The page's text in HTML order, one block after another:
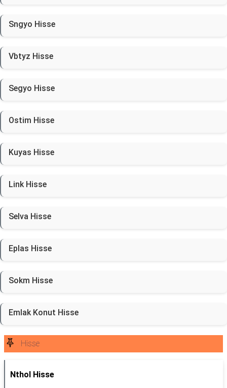
Sngyo Hisse
Vbtyz Hisse
Segyo Hisse
Ostim Hisse
Kuyas Hisse
Link Hisse
Selva Hisse
Eplas Hisse
Sokm Hisse
Emlak Konut Hisse
Hisse
Nthol Hisse